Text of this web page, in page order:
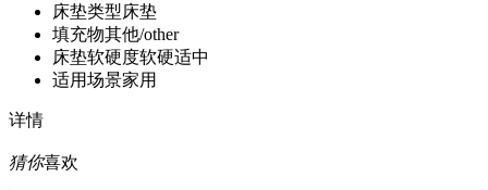
床垫类型床垫
填充物其他/other
床垫软硬度软硬适中
适用场景家用
详情
猜你喜欢